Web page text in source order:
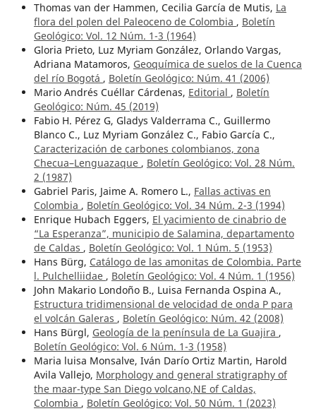
Thomas van der Hammen, Cecilia García de Mutis, La
flora del polen del Paleoceno de Colombia , Boletín
Geológico: Vol. 12 Núm. 1-3 (1964)
Gloria Prieto, Luz Myriam González, Orlando Vargas,
Adriana Matamoros, Geoquímica de suelos de la Cuenca
del río Bogotá , Boletín Geológico: Núm. 41 (2006)
Mario Andrés Cuéllar Cárdenas, Editorial , Boletín
Geológico: Núm. 45 (2019)
Fabio H. Pérez G, Gladys Valderrama C., Guillermo
Blanco C., Luz Myriam González C., Fabio García C.,
Caracterización de carbones colombianos, zona
Checua–Lenguazaque , Boletín Geológico: Vol. 28 Núm.
2 (1987)
Gabriel Paris, Jaime A. Romero L., Fallas activas en
Colombia , Boletín Geológico: Vol. 34 Núm. 2-3 (1994)
Enrique Hubach Eggers, El yacimiento de cinabrio de
“La Esperanza”, municipio de Salamina, departamento
de Caldas , Boletín Geológico: Vol. 1 Núm. 5 (1953)
Hans Bürg, Catálogo de las amonitas de Colombia. Parte
l. Pulchelliidae , Boletín Geológico: Vol. 4 Núm. 1 (1956)
John Makario Londoño B., Luisa Fernanda Ospina A.,
Estructura tridimensional de velocidad de onda P para
el volcán Galeras , Boletín Geológico: Núm. 42 (2008)
Hans Bürgl, Geología de la península de La Guajira ,
Boletín Geológico: Vol. 6 Núm. 1-3 (1958)
Maria luisa Monsalve, Iván Darío Ortiz Martin, Harold
Avila Vallejo, Morphology and general stratigraphy of
the maar-type San Diego volcano,NE of Caldas,
Colombia , Boletín Geológico: Vol. 50 Núm. 1 (2023)